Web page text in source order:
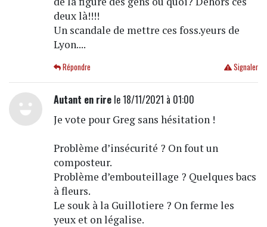
deux là!!!!
Un scandale de mettre ces foss.yeurs de
Lyon....
Signaler
Répondre
Autant en rirele 18/11/2021 à 01:00
Je vote pour Greg sans hésitation !
Problème d’insécurité ? On fout un
composteur.
Problème d’embouteillage ? Quelques bacs
à fleurs.
Le souk à la Guillotiere ? On ferme les
yeux et on légalise.